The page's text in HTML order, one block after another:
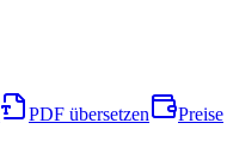
PDF übersetzen
Preise